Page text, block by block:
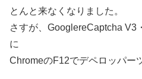
とんと来なくなりました。
さすが、GooglereCaptcha V3
に
ChromeのF12でデペロッパー